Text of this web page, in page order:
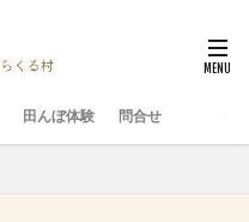
田んぼ体験 問合せ